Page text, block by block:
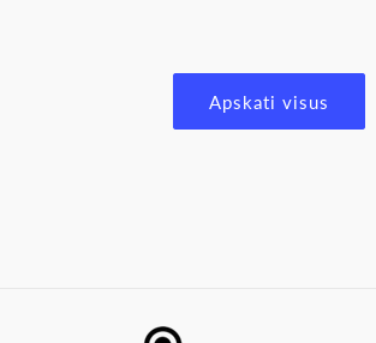
Apskati visus